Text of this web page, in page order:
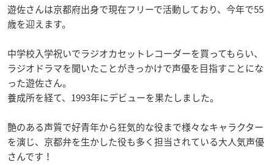
遊佐さんは京都府出身で現在フリーで活動しており、今年で55
歳を迎えます。
中学校入学祝いでラジオカセットレコーダーを買ってもらい、
ラジオドラマを聞いたことがきっかけで声優を目指すことにな
った遊佐さん。
養成所を経て、1993年にデビューを果たしました。
艶のある声質で好青年から狂気的な役まで様々なキャラクター
を演じ、京都弁を生かした役も多く担当されている大人気声優
さんです！